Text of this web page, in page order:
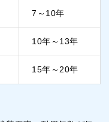
7～10年
10年～13年
15年～20年